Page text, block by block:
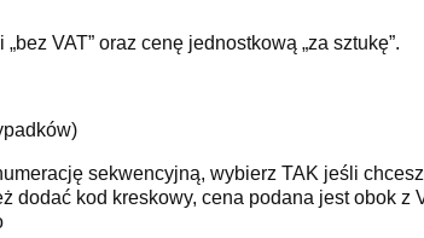
VAT” oraz cenę jednostkową „za sztukę”.
sekwencyjną, wybierz TAK jeśli
kod kreskowy, cena podana jest obok z